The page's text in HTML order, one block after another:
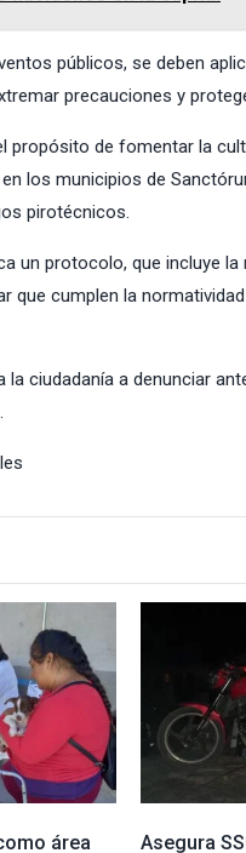
públicos, se deben
precauciones y
propósito de fomentar la
los municipios de
pirotécnicos.
un protocolo, que incluye
que cumplen la
la ciudadanía a denunciar
área
Asegura